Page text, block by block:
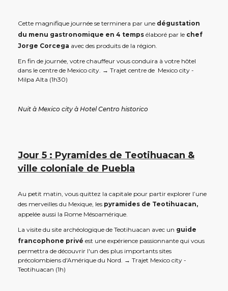
Cette magnifique journée se terminera par une dégustation
du menu gastronomique en 4 temps élaboré par le chef
Jorge Corcega avec des produits de la région.
En fin de journée, votre chauffeur vous conduira à votre hôtel
dans le centre de Mexico city. → Trajet centre de Mexico city -
Milpa Alta (1h30)
Nuit à Mexico city à Hotel Centro historico
Jour 5 : Pyramides de Teotihuacan &
ville coloniale de Puebla
Au petit matin, vous quittez la capitale pour partir explorer l’une
des merveilles du Mexique, les pyramides de Teotihuacan,
appelée aussi la Rome Mésoamérique.
La visite du site archéologique de Teotihuacan avec un guide
francophone privé est une expérience passionnante qui vous
permettra de découvrir l'un des plus importants sites
précolombiens d'Amérique du Nord. → Trajet Mexico city -
Teotihuacan (1h)